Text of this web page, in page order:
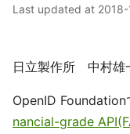
Last updated at
日立製作所 中村雄
OpenID Foundation
nancial-grade